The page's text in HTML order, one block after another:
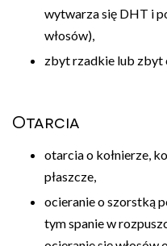
wytwarza się DHT i
włosów),
zbyt rzadkie lub zbyt
Otarcia
otarcia o kołnierze,
płaszcze,
ocieranie o szorstką
tym spanie w